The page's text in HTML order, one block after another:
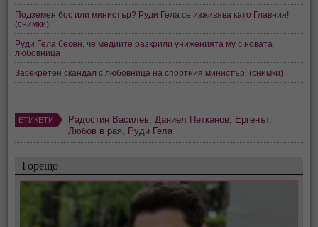
Подземен бос или министър? Руди Гела се изживява като Главния!
(снимки)
Руди Гела бесен, че медиите разкрили униженията му с новата
любовница
Засекретен скандал с любовница на спортния министър! (снимки)
ЕТИКЕТИ Радостин Василев Даниел Петканов Ергенът,
Любов в рая
Руди Гела
Горещо